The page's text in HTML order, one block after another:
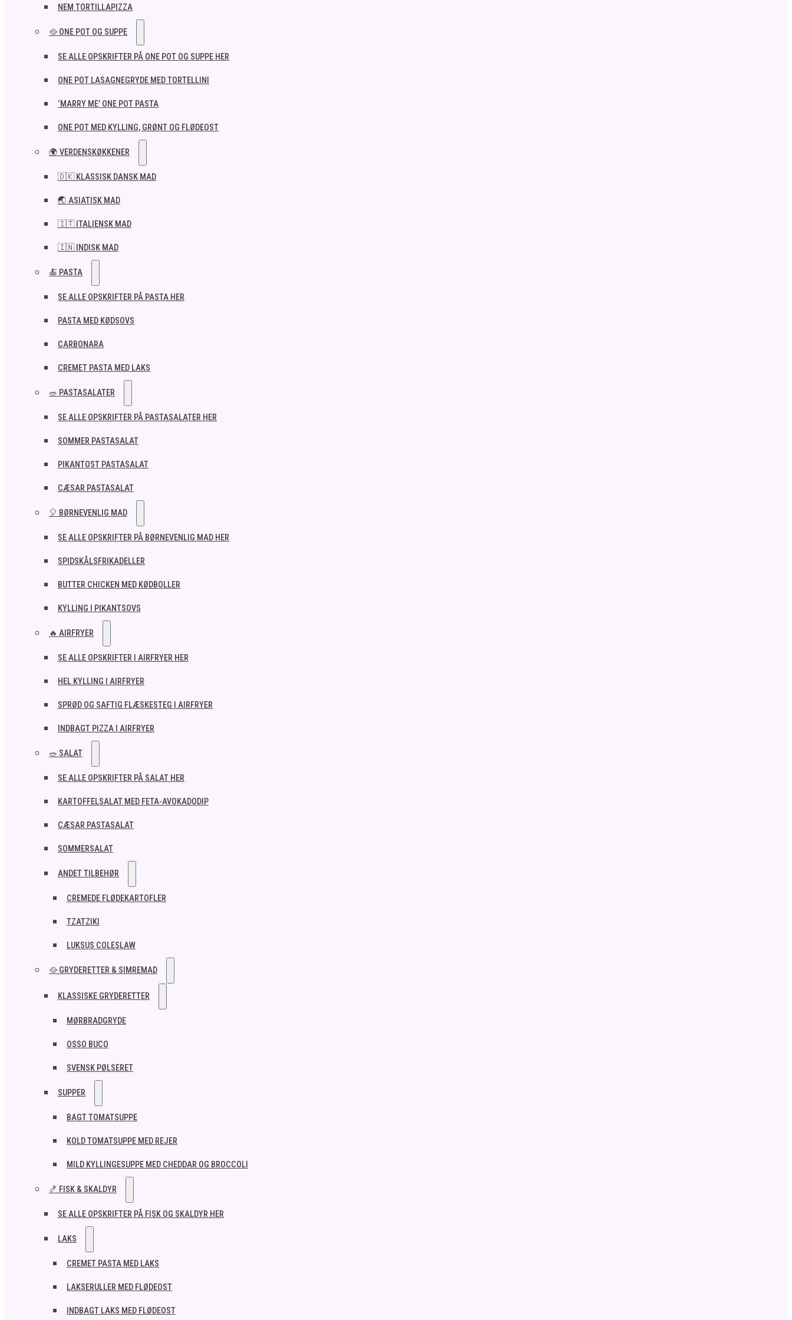
NEM TORTILLAPIZZA
🥘 ONE POT OG SUPPE
SE ALLE OPSKRIFTER PÅ ONE POT OG SUPPE HER
ONE POT LASAGNEGRYDE MED TORTELLINI
‘MARRY ME’ ONE POT PASTA
ONE POT MED KYLLING, GRØNT OG FLØDEOST
🌍 VERDENSKØKKENER
🇩🇰 KLASSISK DANSK MAD
🌏 ASIATISK MAD
🇮🇹 ITALIENSK MAD​
🇮🇳 INDISK MAD​
🍝 PASTA
SE ALLE OPSKRIFTER PÅ PASTA HER
PASTA MED KØDSOVS
CARBONARA
CREMET PASTA MED LAKS
🥗 PASTASALATER
SE ALLE OPSKRIFTER PÅ PASTASALATER HER
SOMMER PASTASALAT
PIKANTOST PASTASALAT
CÆSAR PASTASALAT
🎈 BØRNEVENLIG MAD
SE ALLE OPSKRIFTER PÅ BØRNEVENLIG MAD HER
SPIDSKÅLSFRIKADELLER
BUTTER CHICKEN MED KØDBOLLER
KYLLING I PIKANTSOVS
🔥 AIRFRYER
SE ALLE OPSKRIFTER I AIRFRYER HER
HEL KYLLING I AIRFRYER
SPRØD OG SAFTIG FLÆSKESTEG I AIRFRYER
INDBAGT PIZZA I AIRFRYER
🥗 SALAT
SE ALLE OPSKRIFTER PÅ SALAT HER
KARTOFFELSALAT MED FETA-AVOKADODIP
CÆSAR PASTASALAT
SOMMERSALAT
ANDET TILBEHØR
CREMEDE FLØDEKARTOFLER
TZATZIKI
LUKSUS COLESLAW
🥘 GRYDERETTER & SIMREMAD
KLASSISKE GRYDERETTER
MØRBRADGRYDE
OSSO BUCO
SVENSK PØLSERET
SUPPER
BAGT TOMATSUPPE
KOLD TOMATSUPPE MED REJER
MILD KYLLINGESUPPE MED CHEDDAR OG BROCCOLI
🍤 FISK & SKALDYR
SE ALLE OPSKRIFTER PÅ FISK OG SKALDYR HER
LAKS
CREMET PASTA MED LAKS
LAKSERULLER MED FLØDEOST
INDBAGT LAKS MED FLØDEOST